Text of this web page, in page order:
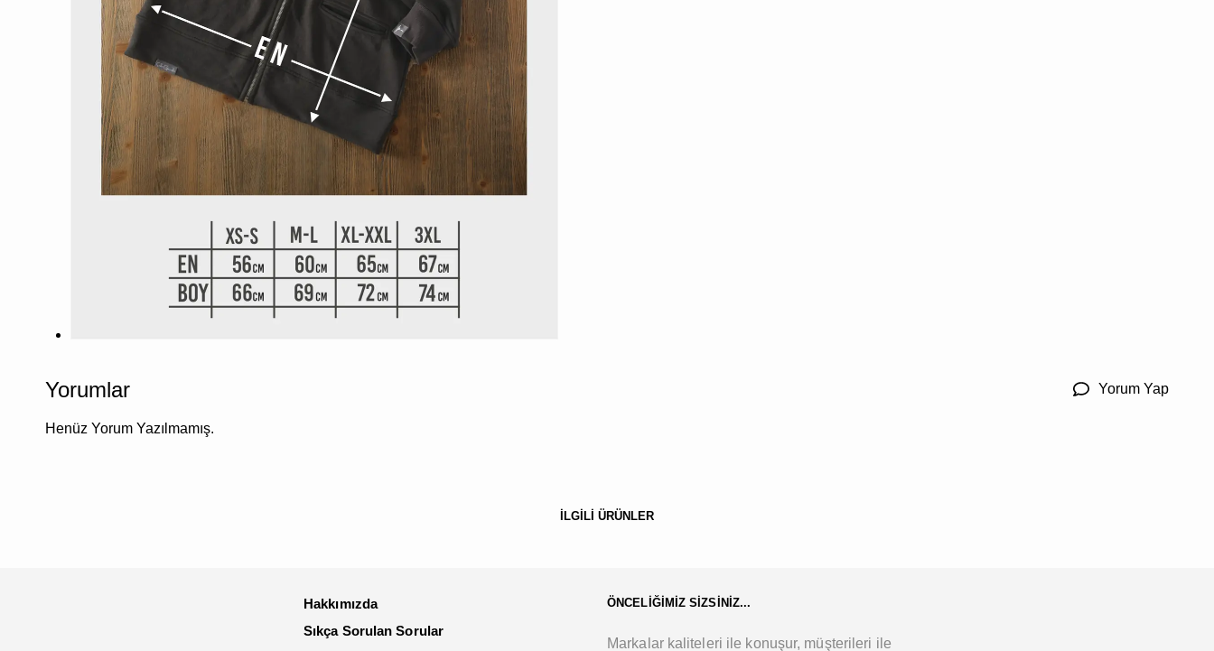
Yorumlar Yorum Yap
Henüz Yorum Yazılmamış.
İLGİLİ ÜRÜNLER
Hakkımızda
Sıkça Sorulan Sorular
ÖNCELİĞİMİZ SİZSİNİZ...
Markalar kaliteleri ile konuşur, müşterileri ile